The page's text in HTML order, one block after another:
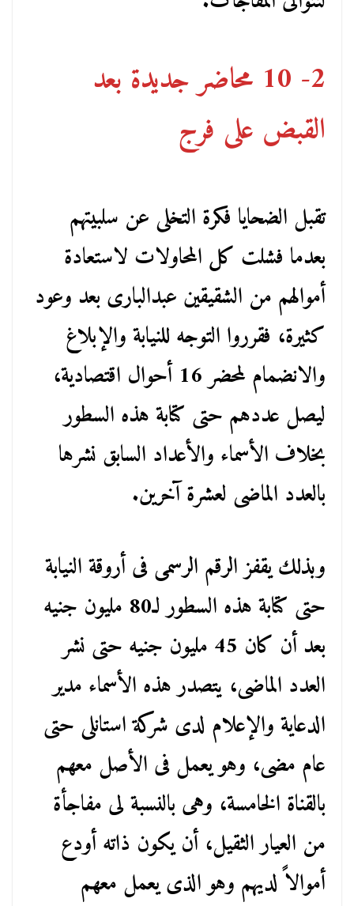
2- 10 محاضر جديدة بعد
القبض على فرج
تقبل الضحايا فكرة التخلى عن سلبيتهم
بعدما فشلت كل المحاولات لاستعادة
أموالهم من الشقيقين عبدالبارى بعد وعود
كثيرة، فقرروا التوجه للنيابة والإبلاغ
والانضمام لمحضر 16 أحوال اقتصادية،
ليصل عددهم حتى كتابة هذه السطور
بخلاف الأسماء والأعداد السابق نشرها
بالعدد الماضى لعشرة آخرين.
وبذلك يقفز الرقم الرسمى فى أروقة النيابة
حتى كتابة هذه السطور لـ80 مليون جنيه
بعد أن كان 45 مليون جنيه حتى نشر
العدد الماضى، يتصدر هذه الأسماء مدير
الدعاية والإعلام لدى شركة استانلى حتى
عام مضى، وهو يعمل فى الأصل معهم
بالقناة الخامسة، وهى بالنسبة لى مفاجأة
من العيار الثقيل، أن يكون ذاته أودع
أموالاً لديهم وهو الذى يعمل معهم